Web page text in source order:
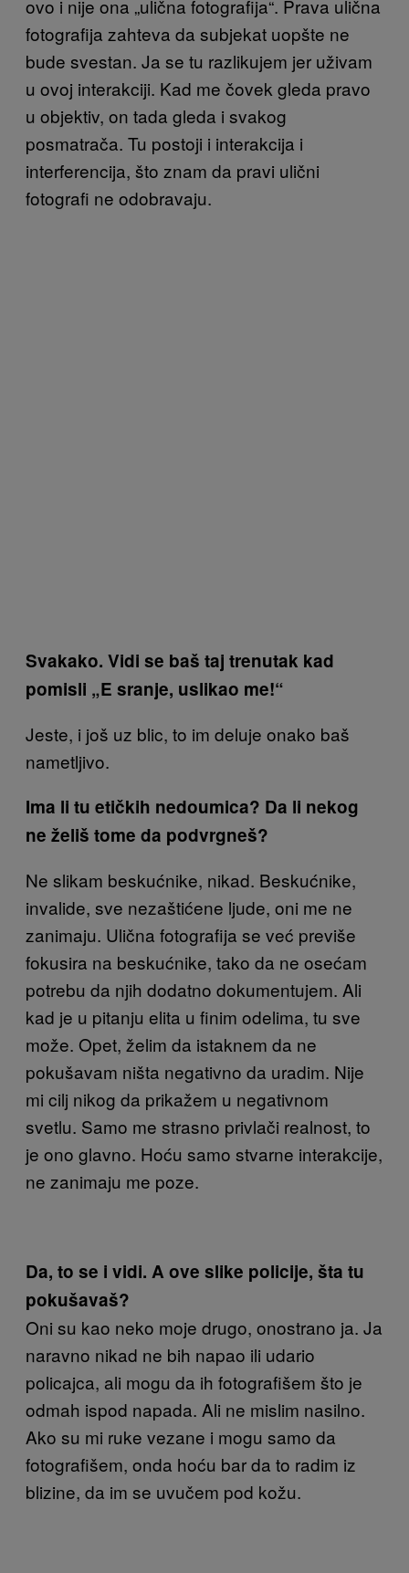
ovo i nije ona „ulična fotografija“. Prava ulična
fotografija zahteva da subjekat uopšte ne
bude svestan. Ja se tu razlikujem jer uživam
u ovoj interakciji. Kad me čovek gleda pravo
u objektiv, on tada gleda i svakog
posmatrača. Tu postoji i interakcija i
interferencija, što znam da pravi ulični
fotografi ne odobravaju.
Svakako. Vidi se baš taj trenutak kad
pomisli „E sranje, uslikao me!“
Jeste, i još uz blic, to im deluje onako baš
nametljivo.
Ima li tu etičkih nedoumica? Da li nekog
ne želiš tome da podvrgneš?
Ne slikam beskućnike, nikad. Beskućnike,
invalide, sve nezaštićene ljude, oni me ne
zanimaju. Ulična fotografija se već previše
fokusira na beskućnike, tako da ne osećam
potrebu da njih dodatno dokumentujem. Ali
kad je u pitanju elita u finim odelima, tu sve
može. Opet, želim da istaknem da ne
pokušavam ništa negativno da uradim. Nije
mi cilj nikog da prikažem u negativnom
svetlu. Samo me strasno privlači realnost, to
je ono glavno. Hoću samo stvarne interakcije,
ne zanimaju me poze.
Da, to se i vidi. A ove slike policije, šta tu
pokušavaš?
Oni su kao neko moje drugo, onostrano ja. Ja
naravno nikad ne bih napao ili udario
policajca, ali mogu da ih fotografišem što je
odmah ispod napada. Ali ne mislim nasilno.
Ako su mi ruke vezane i mogu samo da
fotografišem, onda hoću bar da to radim iz
blizine, da im se uvučem pod kožu.